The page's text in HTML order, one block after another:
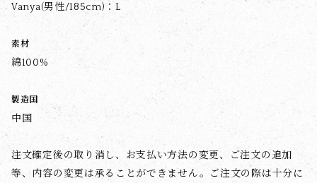
Vanya(男性/185cm)：L
素材
綿100%
製造国
中国
注文確定後の取り消し、お支払い方法の変更、ご注文の追加
等、内容の変更は承ることができません。ご注文の際は十分に